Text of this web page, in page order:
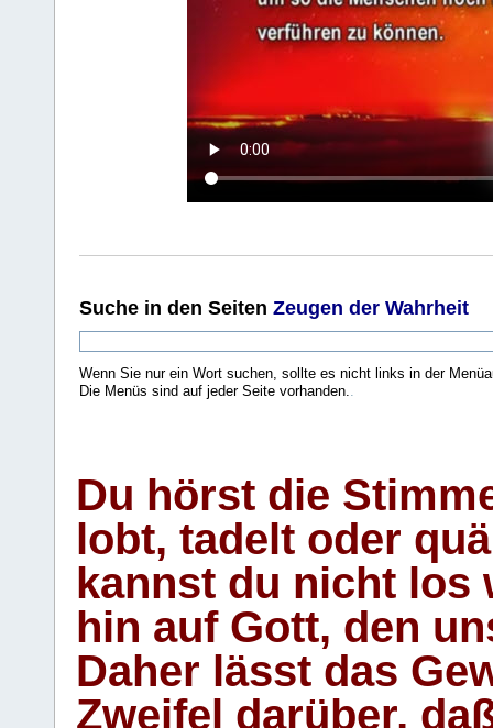
Suche in den Seiten Zeugen der Wahrheit
Wenn Sie nur ein Wort suchen, sollte es nicht links in der
Die Menüs sind auf jeder Seite vorhanden..
Du hörst die
lobt, tadelt oder
kannst du nicht los
hin auf Gott, den
Daher lässt das
Zweifel darüber,